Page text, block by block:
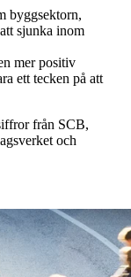
byggsektorn,
sjunka inom
mer positiv
ett tecken på att
från SCB,
och